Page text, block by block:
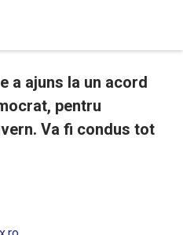
a ajuns la un acord
pentru
Va fi condus tot